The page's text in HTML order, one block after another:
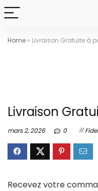
Home » Livraison Gratuite à
Livraison
mars 2, 2026 0
Recevez votre